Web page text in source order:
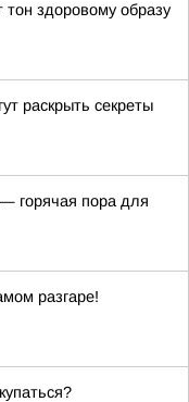
здоровому образу
раскрыть секреты
горячая пора для
разгаре!